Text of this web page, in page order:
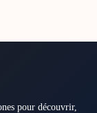
pour découvrir,